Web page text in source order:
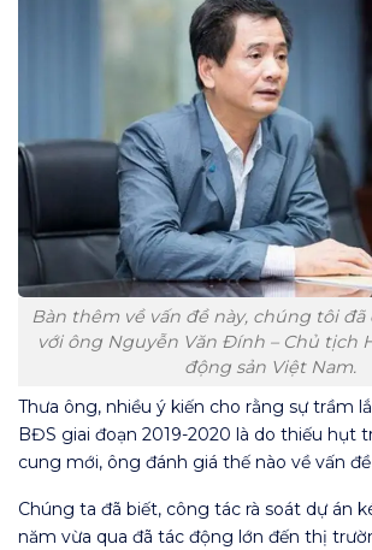
Bàn thêm về vấn đề này, chúng tôi đã
với ông Nguyễn Văn Đính – Chủ tịch
động sản Việt Nam.
Thưa ông, nhiều ý kiến cho rằng sự trầm
BĐS giai đoạn 2019-2020 là do thiếu hụt
cung mới, ông đánh giá thế nào về vấn
Chúng ta đã biết, công tác rà soát dự án
năm vừa qua đã tác động lớn đến thị